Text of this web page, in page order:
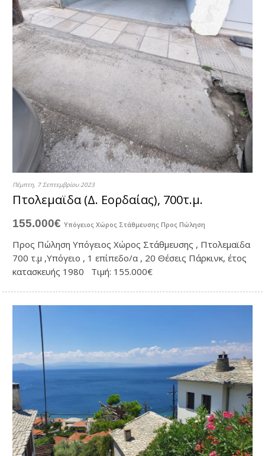
Πέμπτη, 7 Σεπτεμβρίου 2023
Πτολεμαϊδα (Δ. Εορδαίας), 700τ.μ.
155.000€Υπόγειος Χώρος ΣτάθμευσηςΠρος Πώληση
Προς Πώληση Υπόγειος Χώρος Στάθμευσης , Πτολεμαϊδα
700 τ.μ ,Υπόγειο , 1 επίπεδο/α , 20 Θέσεις Πάρκινκ, έτος
κατασκευής 1980 Τιμή: 155.000€